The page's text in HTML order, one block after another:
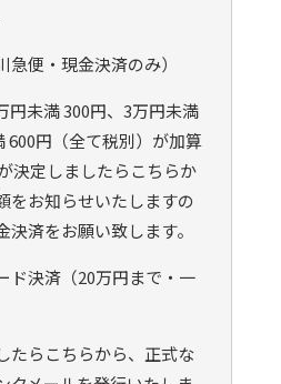
急便・現金決済のみ）
円未満 300円、3万円未満
600円（全て税別）が加算
決定しましたらこちらか
をお知らせいたしますの
済をお願い致します。
ド決済（20万円まで・一
たらこちらから、正式な